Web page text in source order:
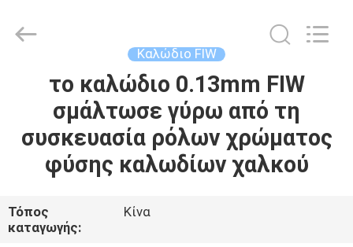
ΣΠΊΤΙ
ΠΡΟΪΌΝΤΑ
ΒΊΝΤΕΟ
ΠΕΡΊΠΟΥ
Material
Co,.Ltd.
Καλώδιο FIW
το καλώδιο 0.13mm FIW
σμάλτωσε γύρω από τη
συσκευασία ρόλων χρώματος
φύσης καλωδίων χαλκού
Τόπος
καταγωγής:
Κίνα